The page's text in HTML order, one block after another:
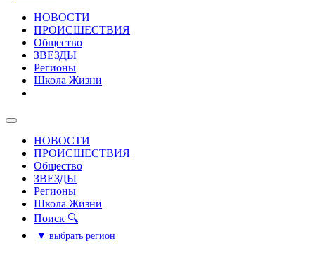
НОВОСТИ
ПРОИСШЕСТВИЯ
Общество
ЗВЕЗДЫ
Регионы
Школа Жизни
НОВОСТИ
ПРОИСШЕСТВИЯ
Общество
ЗВЕЗДЫ
Регионы
Школа Жизни
Поиск 🔍
▼ выбрать регион